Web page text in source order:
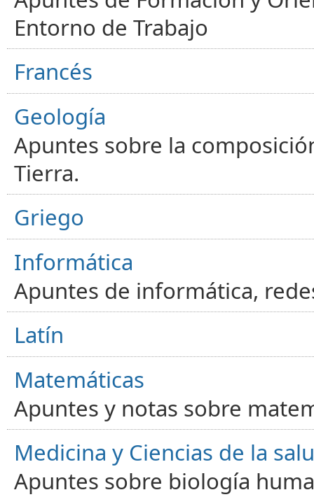
Entorno de Trabajo
Francés
Geología
Apuntes sobre la
Tierra.
Griego
Informática
Apuntes de informática,
Latín
Matemáticas
Apuntes y notas sobre
Medicina y Ciencias de la
Apuntes sobre biología